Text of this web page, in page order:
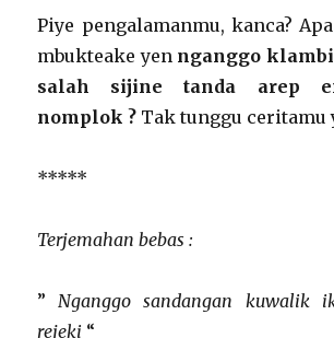
Piye pengalamanmu, kanca?
mbukteake yen nganggo
salah sijine tanda arep
nomplok ? Tak tunggu ceritamu
*****
Terjemahan bebas :
”Nganggo sandangan kuwalik
rejeki “